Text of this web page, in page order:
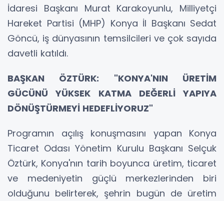
İdaresi Başkanı Murat Karakoyunlu, Milliyetçi
Hareket Partisi (MHP) Konya İl Başkanı Sedat
Göncü, iş dünyasının temsilcileri ve çok sayıda
davetli katıldı.
BAŞKAN ÖZTÜRK: "KONYA'NIN ÜRETİM
GÜCÜNÜ YÜKSEK KATMA DEĞERLİ YAPIYA
DÖNÜŞTÜRMEYİ HEDEFLİYORUZ"
Programın açılış konuşmasını yapan Konya
Ticaret Odası Yönetim Kurulu Başkanı Selçuk
Öztürk, Konya'nın tarih boyunca üretim, ticaret
ve medeniyetin güçlü merkezlerinden biri
olduğunu belirterek, şehrin bugün de üretim